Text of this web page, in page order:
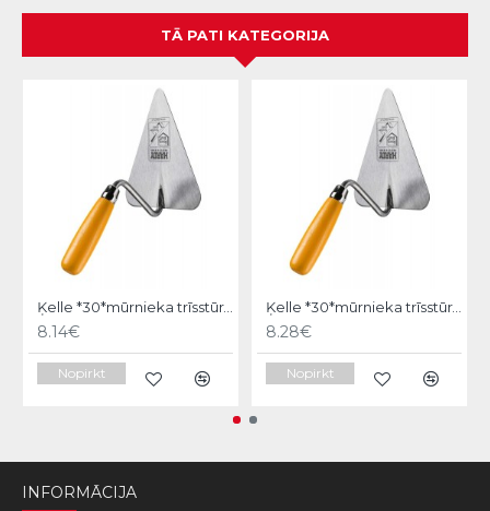
TĀ PATI KATEGORIJA
Ķelle *30*mūrnieka trīsstūra 18cm, Hardy
8.14€
Nopirkt
Ķelle *30*mūrnieka trīsstūra 20cm, Hardy
8.28€
Nopirkt
INFORMĀCIJA